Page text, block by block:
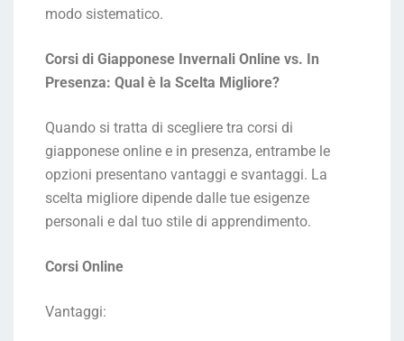
modo sistematico.
Corsi di Giapponese Invernali Online vs. In
Presenza: Qual è la Scelta Migliore?
Quando si tratta di scegliere tra corsi di
giapponese online e in presenza, entrambe le
opzioni presentano vantaggi e svantaggi. La
scelta migliore dipende dalle tue esigenze
personali e dal tuo stile di apprendimento.
Corsi Online
Vantaggi: